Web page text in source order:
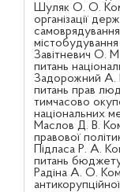
Шуляк О. О.
організації
містобудування
Завітневич О.
питань
Задорожний А.
питань прав
тимчасово
національних
Маслов Д. В.
правової
Підласа Р. А.
питань
Радіна А. О.